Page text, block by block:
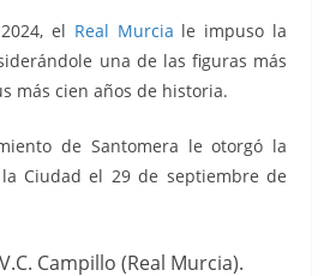
el Real Murcia le impuso la
una de las figuras más
más cien años de historia.
de Santomera le otorgó la
Ciudad el 29 de septiembre de